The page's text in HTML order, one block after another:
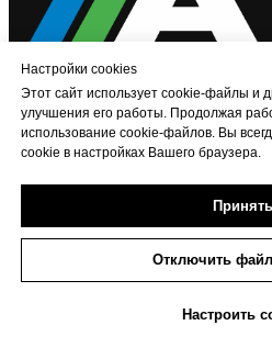
+7 (473)
Настройки cookies
Этот сайт использует cookie-файлы и
улучшения его работы. Продолжая
использование cookie-файлов. Вы
cookie в настройках Вашего браузера.
Принять
Отключить
Настроить